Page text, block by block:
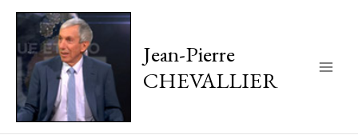
Jean-Pierre
CHEVALLIER